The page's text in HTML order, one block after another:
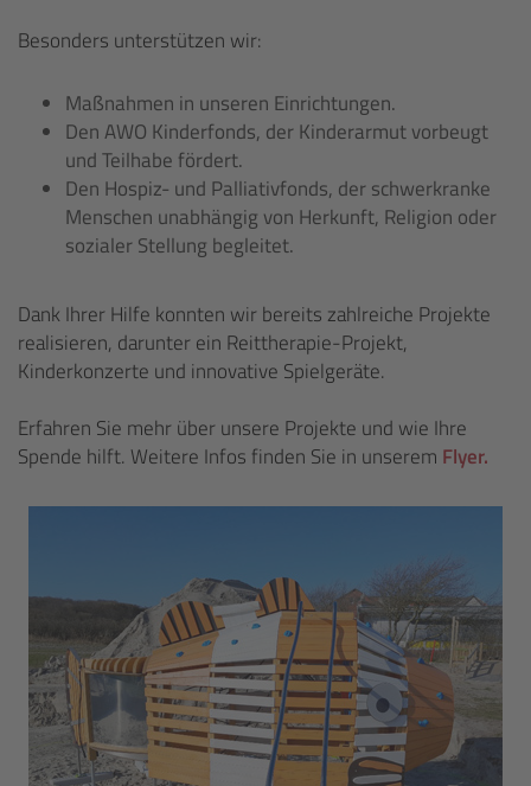
Besonders unterstützen wir:
Maßnahmen in unseren Einrichtungen.
Den AWO Kinderfonds, der Kinderarmut vorbeugt
und Teilhabe fördert.
Den Hospiz- und Palliativfonds, der schwerkranke
Menschen unabhängig von Herkunft, Religion oder
sozialer Stellung begleitet.
Dank Ihrer Hilfe konnten wir bereits zahlreiche Projekte
realisieren, darunter ein Reittherapie-Projekt,
Kinderkonzerte und innovative Spielgeräte.
Erfahren Sie mehr über unsere Projekte und wie Ihre
Spende hilft. Weitere Infos finden Sie in unserem Flyer.